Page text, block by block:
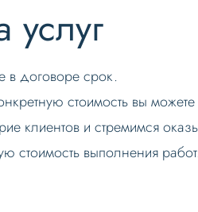
в договоре срок.
стоимость вы
клиентов и стремимся
стоимость выполнения